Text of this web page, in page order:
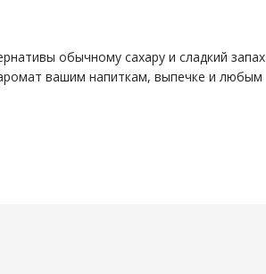
обычному сахару и сладкий запах
вашим напиткам, выпечке и любым